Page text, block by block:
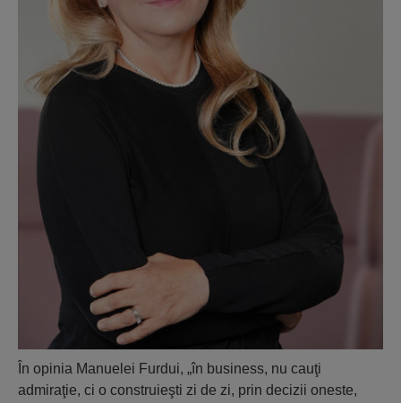
În opinia Manuelei Furdui, „în business, nu cauţi
admiraţie, ci o construieşti zi de zi, prin decizii oneste,